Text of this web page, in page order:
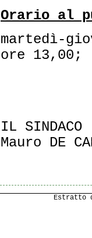
Orario al
martedì-
ore 13,00;
IL SINDACO
Mauro DE
Estratto